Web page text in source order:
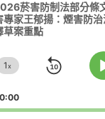
菸害防制法部分條
專家王郁揚：煙害防
草案重點
Change
Rate
1x
Skip